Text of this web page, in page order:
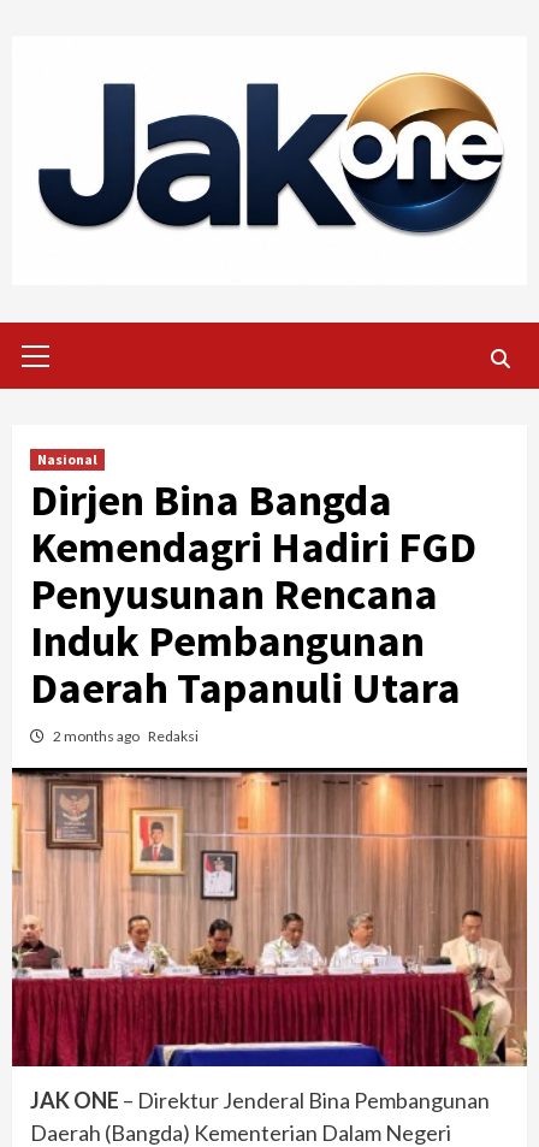
Menu
Nasional
Dirjen Bina Bangda
Kemendagri Hadiri FGD
Penyusunan Rencana
Induk Pembangunan
Daerah Tapanuli Utara
2 months ago Redaksi
JAK ONE – Direktur Jenderal Bina Pembangunan
Daerah (Bangda) Kementerian Dalam Negeri